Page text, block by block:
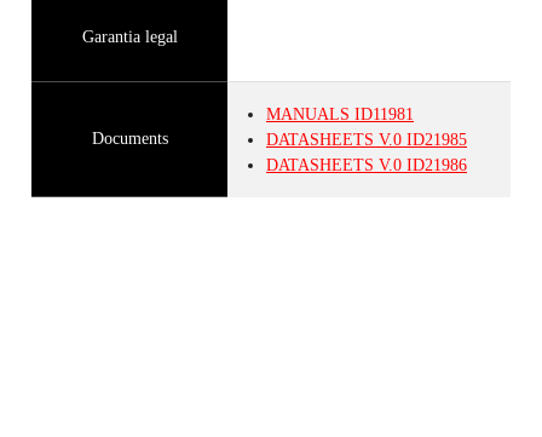
Garantia legal
Documents
MANUALS ID11981
DATASHEETS V.0 ID21985
DATASHEETS V.0 ID21986